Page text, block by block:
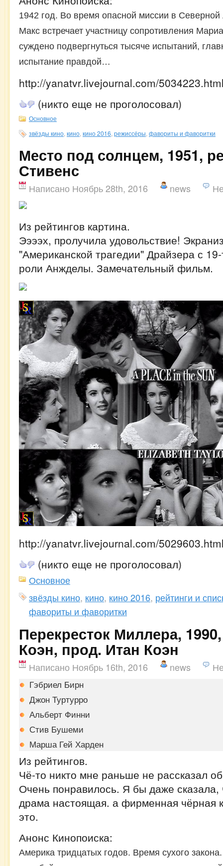
1942 год. Во время опасной миссии в
Макс встречает участницу сопротивления
суждено подвергнуться тысяче испытаний,
испытание правдой…
http://yanatvr.livejournal.com/
(никто еще не проголосовал)
Основное
звёзды кино кино кино 2016 режиссёры фавориты и фаворитки
Место под солнцем, 1951,
Стивенс
Написано Ноябрь 28th, 2016 news
Из рейтингов картина.
Ээээх, пролучила удовольствие!
"Американской трагедии" Драйзера с
роли Анжделы. Замечательный фильм.
http://yanatvr.livejournal.com/
(никто еще не проголосовал)
Основное
звёзды кино, кино, кино 2016, рейтинги и
фавориты и фаворитки
Перекресток Миллера,
Коэн, прод. Итан Коэн
Написано Ноябрь 16th, 2016 news
Гэбриел Бирн
Джон Туртурро
Альберт Финни
Стив Бушеми
Марша Гей Харден
Из рейтингов.
Чё-то никто мне раньше не рассказал
Очень понравилось. Я бы даже сказала,
драма настоящая. а фирменная чёрная
это.
Анонс Кинопоиска:
Америка тридцатых годов. Время сухого